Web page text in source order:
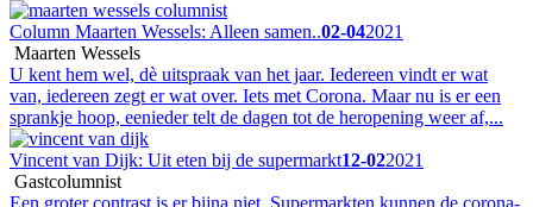
Column Maarten Wessels: Alleen samen..02-042021
Maarten Wessels
U kent hem wel, dè uitspraak van het jaar. Iedereen vindt er wat
van, iedereen zegt er wat over. Iets met Corona. Maar nu is er een
sprankje hoop, eenieder telt de dagen tot de heropening weer af,...
Vincent van Dijk: Uit eten bij de supermarkt12-022021
Gastcolumnist
Een groter contrast is er bijna niet. Supermarkten kunnen de corona-